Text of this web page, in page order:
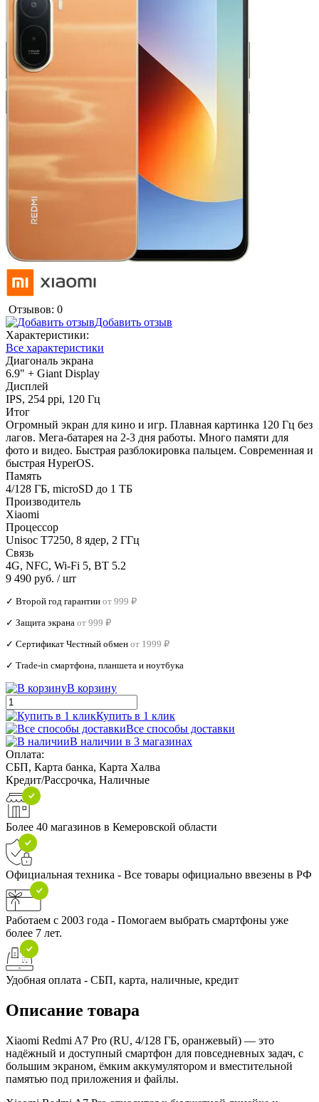
Отзывов: 0
Добавить отзыв
Характеристики:
Все характеристики
Диагональ экрана
6.9" + Giant Display
Дисплей
IPS, 254 ppi, 120 Гц
Итог
Огромный экран для кино и игр. Плавная картинка 120 Гц без
лагов. Мега-батарея на 2-3 дня работы. Много памяти для
фото и видео. Быстрая разблокировка пальцем. Современная и
быстрая HyperOS.
Память
4/128 ГБ, microSD до 1 ТБ
Производитель
Xiaomi
Процессор
Unisoc T7250, 8 ядер, 2 ГГц
Связь
4G, NFC, Wi-Fi 5, BT 5.2
9 490 руб. / шт
✓ Второй год гарантии от 999 ₽
✓ Защита экрана от 999 ₽
✓ Сертификат Честный обмен от 1999 ₽
✓ Trade‑in смартфона, планшета и ноутбука
В корзину
Купить в 1 клик
Все способы доставки
В наличии в 3 магазинах
Оплата:
СБП, Карта банка, Карта Халва
Кредит/Рассрочка, Наличные
Более 40 магазинов в Кемеровской области
Официальная техника - Все товары официально ввезены в РФ
Работаем с 2003 года - Помогаем выбрать смартфоны уже
более 7 лет.
Удобная оплата - СБП, карта, наличные, кредит
Описание товара
Xiaomi Redmi A7 Pro (RU, 4/128 ГБ, оранжевый) — это
надёжный и доступный смартфон для повседневных задач, с
большим экраном, ёмким аккумулятором и вместительной
памятью под приложения и файлы.